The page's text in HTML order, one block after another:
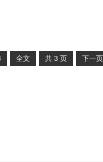
全文 共 3 页 下一页